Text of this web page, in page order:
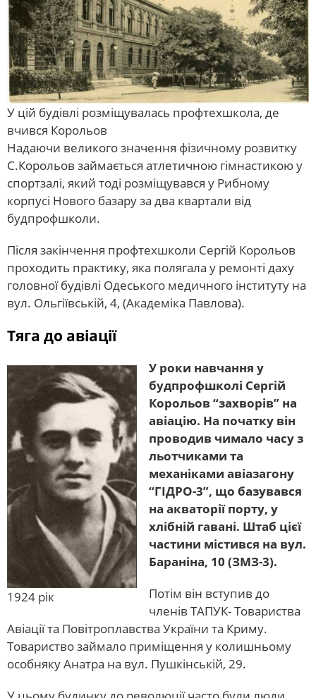
У цій будівлі розміщувалась профтехшкола, де
вчився Корольов
Надаючи великого значення фізичному розвитку
С.Корольов займається атлетичною гімнастикою у
спортзалі, який тоді розміщувався у Рибному
корпусі Нового базару за два квартали від
будпрофшколи.
Після закінчення профтехшколи Сергій Корольов
проходить практику, яка полягала у ремонті даху
головної будівлі Одеського медичного інституту на
вул. Ольгіївській, 4, (Академіка Павлова).
Тяга до авіації
1924 рік
У роки навчання у
будпрофшколі Сергій
Корольов “захворів” на
авіацію. На початку він
проводив чимало часу з
льотчиками та
механіками авіазагону
“ГІДРО-3”, що базувався
на акваторії порту, у
хлібній гавані. Штаб цієї
частини містився на вул.
Бараніна, 10 (ЗМЗ-3).
Потім він вступив до
членів ТАПУК- Товариства
Авіації та Повітроплавства України та Криму.
Товариство займало приміщення у колишньому
особняку Анатра на вул. Пушкінській, 29.